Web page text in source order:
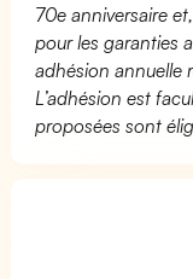
70e anniversaire
pour les garanties
adhésion annuelle
L’adhésion est
proposées sont